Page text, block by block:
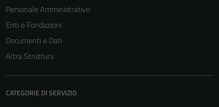
Personale Amministrativo
Enti e Fondazioni
Documenti e Dati
Altra Struttura
CATEGORIE DI SERVIZIO